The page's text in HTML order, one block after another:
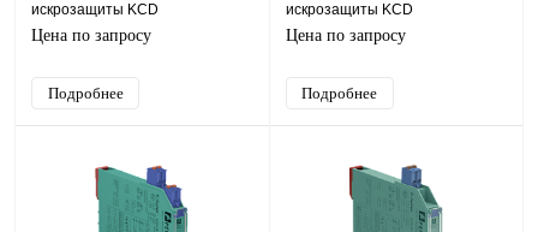
искрозащиты KCD
Цена по запросу
Подробнее
искрозащиты KCD
Цена по запросу
Подробнее